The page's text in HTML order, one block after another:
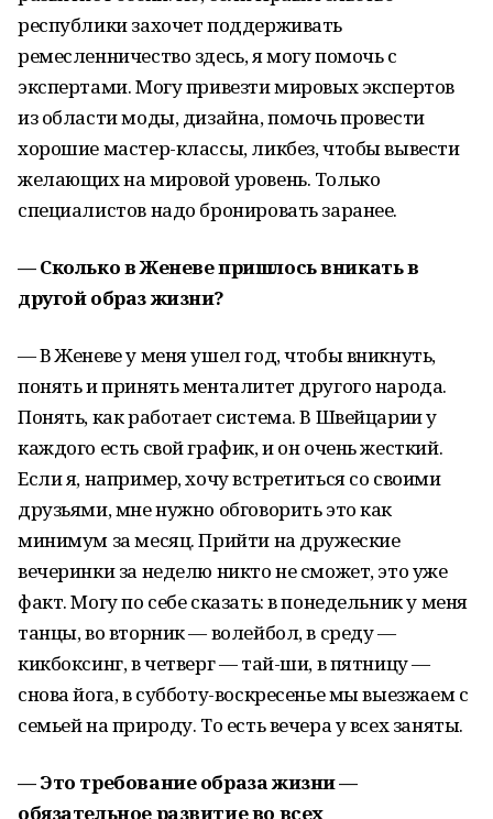
республики захочет поддерживать
ремесленничество здесь, я могу помочь с
экспертами. Могу привезти мировых экспертов
из области моды, дизайна, помочь провести
хорошие мастер-классы, ликбез, чтобы вывести
желающих на мировой уровень. Только
специалистов надо бронировать заранее.
— Сколько в Женеве пришлось вникать в
другой образ жизни?
— В Женеве у меня ушел год, чтобы вникнуть,
понять и принять менталитет другого народа.
Понять, как работает система. В Швейцарии у
каждого есть свой график, и он очень жесткий.
Если я, например, хочу встретиться со своими
друзьями, мне нужно обговорить это как
минимум за месяц. Прийти на дружеские
вечеринки за неделю никто не сможет, это уже
факт. Могу по себе сказать: в понедельник у меня
танцы, во вторник — волейбол, в среду —
кикбоксинг, в четверг — тай-ши, в пятницу —
снова йога, в субботу-воскресенье мы выезжаем с
семьей на природу. То есть вечера у всех заняты.
— Это требование образа жизни —
обязательное развитие во всех